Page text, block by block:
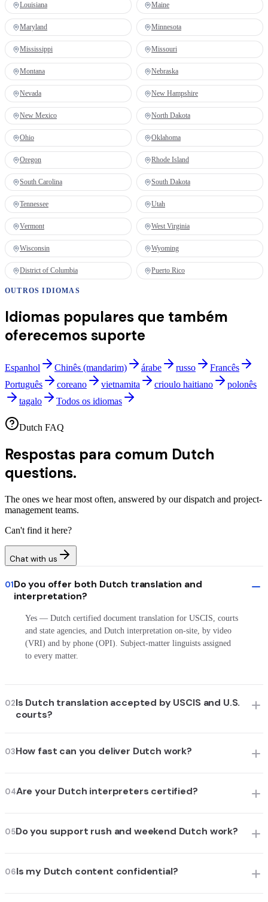
Louisiana Maine
Maryland Minnesota
Mississippi Missouri
Montana Nebraska
Nevada New Hampshire
New Mexico North Dakota
Ohio Oklahoma
Oregon Rhode Island
South Carolina South Dakota
Tennessee Utah
Vermont West Virginia
Wisconsin Wyoming
District of Columbia Puerto Rico
OUTROS IDIOMAS
Idiomas populares que também
oferecemos suporte
Espanhol Chinês (mandarim) árabe russo
Francês
Português
coreano vietnamita crioulo haitiano
polonês
tagalo
Todos os idiomas
Dutch FAQ
Respostas para comum Dutch
questions.
The ones we hear most often, answered by our dispatch and project-
management teams.
Can't find it here?
Chat with us
01Do you offer both Dutch translation and
interpretation?
Yes — Dutch certified document translation for USCIS, courts
and state agencies, and Dutch interpretation on-site, by video
(VRI) and by phone (OPI). Subject-matter linguists assigned
to every matter.
02Is Dutch translation accepted by USCIS and U.S.
courts?
03How fast can you deliver Dutch work?
04Are your Dutch interpreters certified?
05Do you support rush and weekend Dutch work?
06Is my Dutch content confidential?